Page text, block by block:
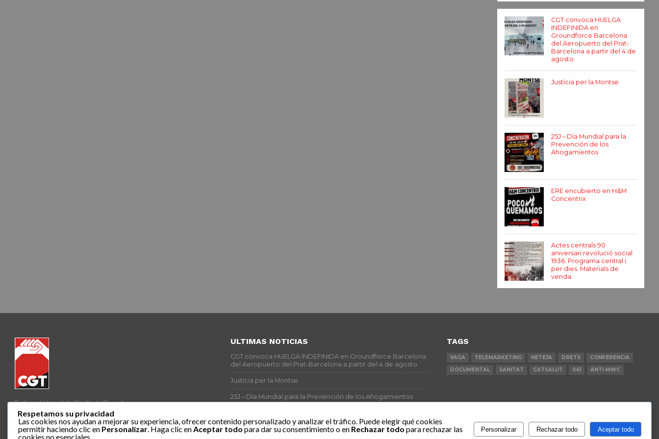
CGT convoca HUELGA
INDEFINIDA en
Groundforce Barcelona
del Aeropuerto del Prat-
Barcelona a partir del 4 de
agosto
Justícia per la Montse
25J – Día Mundial para la
Prevención de los
Ahogamientos
ERE encubierto en H&M
Concentrix
Actes centrals 90
aniversari revolució social
1936. Programa central i
per dies. Materials de
venda.
Federació Local de Sindicats Barcelona
ULTIMAS NOTICIAS
CGT convoca HUELGA INDEFINIDA en Groundforce Barcelona
del Aeropuerto del Prat-Barcelona a partir del 4 de agosto
Justícia per la Montse
25J – Día Mundial para la Prevención de los Ahogamientos
Actes centrals 90 aniversari revolució social 1936. Programa
TAGS
VAGA TELEMARKETING NETEJA DRETS
CONFERENCIA
DOCUMENTAL
SANITAT CATSALUT 061 ANTI-MWC
Respetamos su privacidad
Las cookies nos ayudan a mejorar su experiencia, ofrecer contenido personalizado y analizar el tráfico. Puede elegir qué cookies
permitir haciendo clic en Personalizar. Haga clic enAceptar todopara dar su consentimiento o en Rechazar todopara rechazar las
cookies no esenciales.
Personalizar Rechazar todo Aceptar todo